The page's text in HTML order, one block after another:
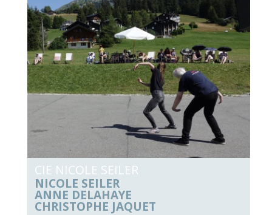
CIE NICOLE SEILER
NICOLE SEILER
ANNE DELAHAYE
CHRISTOPHE JAQUET